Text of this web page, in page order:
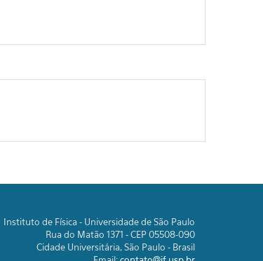
Instituto de Física - Universidade de São Paulo
Rua do Matão 1371 - CEP 05508-090
Cidade Universitária, São Paulo - Brasil